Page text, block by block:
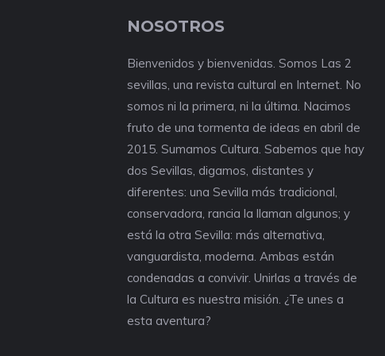
NOSOTROS
Bienvenidos y bienvenidas. Somos Las 2
sevillas, una revista cultural en Internet. No
somos ni la primera, ni la última. Nacimos
fruto de una tormenta de ideas en abril de
2015. Sumamos Cultura. Sabemos que hay
dos Sevillas, digamos, distantes y
diferentes: una Sevilla más tradicional,
conservadora, rancia la llaman algunos; y
está la otra Sevilla: más alternativa,
vanguardista, moderna. Ambas están
condenadas a convivir. Unirlas a través de
la Cultura es nuestra misión. ¿Te unes a
esta aventura?